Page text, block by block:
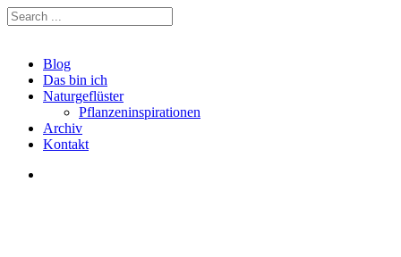
Blog
Das bin ich
Naturgeflüster
Pflanzeninspirationen
Archiv
Kontakt